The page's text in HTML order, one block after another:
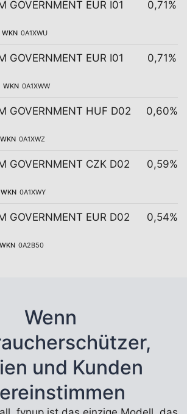
GOVERNMENT EUR I01
WKN 0A1XWU
0,71%
GOVERNMENT EUR I01
WKN 0A1XWW
0,71%
GOVERNMENT HUF D02
WKN 0A1XWZ
0,60%
GOVERNMENT CZK D02
WKN 0A1XWY
0,59%
GOVERNMENT EUR D02
WKN 0A2B50
0,54%
Wenn
und Kunden